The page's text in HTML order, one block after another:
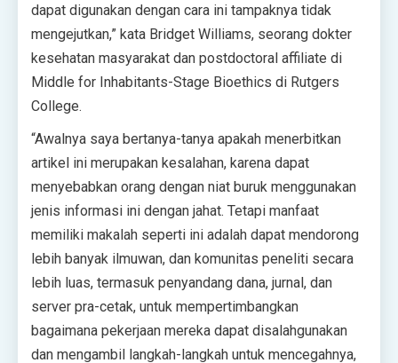
dapat digunakan dengan cara ini tampaknya tidak
mengejutkan,” kata Bridget Williams, seorang dokter
kesehatan masyarakat dan postdoctoral affiliate di
Middle for Inhabitants-Stage Bioethics di Rutgers
College.
“Awalnya saya bertanya-tanya apakah menerbitkan
artikel ini merupakan kesalahan, karena dapat
menyebabkan orang dengan niat buruk menggunakan
jenis informasi ini dengan jahat. Tetapi manfaat
memiliki makalah seperti ini adalah dapat mendorong
lebih banyak ilmuwan, dan komunitas peneliti secara
lebih luas, termasuk penyandang dana, jurnal, dan
server pra-cetak, untuk mempertimbangkan
bagaimana pekerjaan mereka dapat disalahgunakan
dan mengambil langkah-langkah untuk mencegahnya,